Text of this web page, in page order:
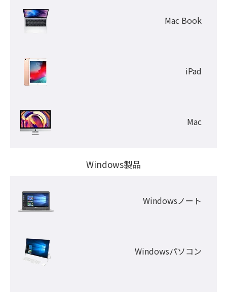
Mac Book
iPad
Mac
Windows製品
Windowsノート
Windowsパソコン